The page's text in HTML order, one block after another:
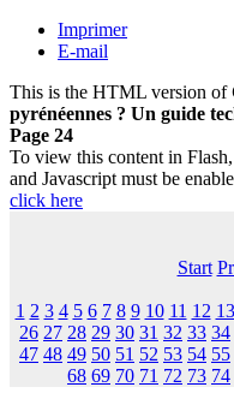
Imprimer
E-mail
This is the HTML version of
pyrénéennes ? Un guide
Page 24
To view this content in
and Javascript must be
click here
Start
1 2 3 4 5 6 7 8 9 10 11 12 13
26 27 28 29 30 31 32 33 34
47 48 49 50 51 52 53 54 55
68 69 70 71 72 73 74